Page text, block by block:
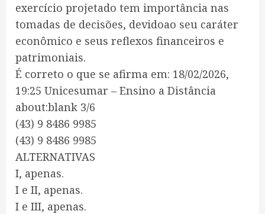
exercício projetado tem importância nas
tomadas de decisões, devidoao seu caráter
econômico e seus reflexos financeiros e
patrimoniais.
É correto o que se afirma em: 18/02/2026,
19:25 Unicesumar – Ensino a Distância
about:blank 3/6
(43) 9 8486 9985
(43) 9 8486 9985
ALTERNATIVAS
I, apenas.
I e II, apenas.
I e III, apenas.